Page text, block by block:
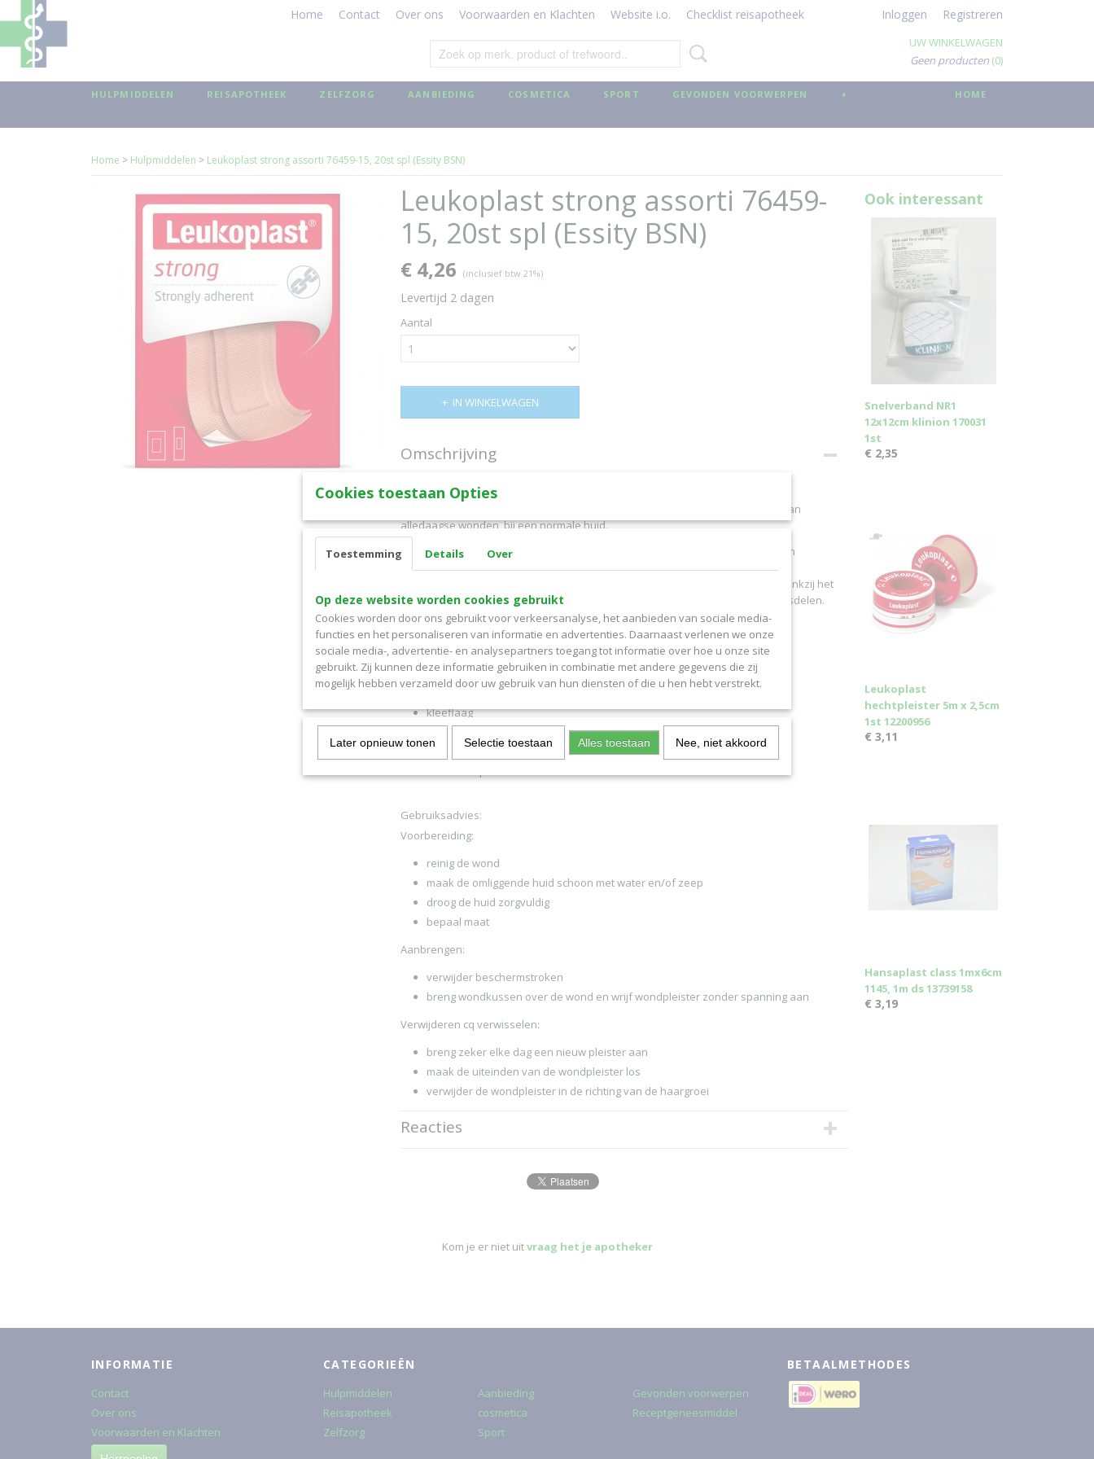
Home Contact Over ons Voorwaarden en Klachten Website i.o. Checklist reisapotheek Inloggen Registreren
UW WINKELWAGEN
Geen producten (0)
HOME
HULPMIDDELEN REISAPOTHEEK ZELFZORG AANBIEDING COSMETICA SPORT GEVONDEN VOORWERPEN +
Home > Hulpmiddelen > Leukoplast strong assorti 76459-15, 20st spl (Essity BSN)
Leukoplast strong assorti 76459-
15, 20st spl (Essity BSN)
€ 4,26 (inclusief btw 21%)
Levertijd 2 dagen
Aantal
IN WINKELWAGEN
Omschrijving
Leukoplast strong, elastisch textiel wondpleister; geschikt voor de verzorging van
alledaagse wonden, bij een normale huid.
De wondpleister is gemaakt van textielweefsel met een sterke kleeflaag en een
absorberend wondkussen met laag risico op verkleving. De pleister is lucht- en
waterdampdoorlaatbaar en sterk klevend, waardoor het op zijn plaats blijft. Dankzij het
elastische textielweefsel is de wondpleister geschikt voor bewegende lichaamsdelen.
Specificatie:
wondpleister
textielweefsel
absorberend wondkussen
kleeflaag
elastisch
Gebruiksadvies:
Voorbereiding:
reinig de wond
maak de omliggende huid schoon met water en/of zeep
droog de huid zorgvuldig
bepaal maat
Aanbrengen:
verwijder beschermstroken
breng wondkussen over de wond en wrijf wondpleister zonder spanning aan
Verwijderen cq verwisselen:
breng zeker elke dag een nieuw pleister aan
maak de uiteinden van de wondpleister los
verwijder de wondpleister in de richting van de haargroei
Reacties
Ook interessant
Snelverband NR1
12x12cm klinion 170031
1st
€ 2,35
Leukoplast
hechtpleister 5m x 2,5cm
1st 12200956
€ 3,11
Hansaplast class 1mx6cm
1145, 1m ds 13739158
€ 3,19
Kom je er niet uitvraag het je apotheker
INFORMATIE
Contact
Over ons
Voorwaarden en Klachten
CATEGORIEËN
Hulpmiddelen
Reisapotheek
Zelfzorg
Aanbieding
cosmetica
Sport
Gevonden voorwerpen
Receptgeneesmiddel
BETAALMETHODES
Cookies toestaan Opties
Toestemming Details Over
Op deze website worden cookies gebruikt
Cookies worden door ons gebruikt voor verkeersanalyse, het aanbieden van sociale media-
functies en het personaliseren van informatie en advertenties. Daarnaast verlenen we onze
sociale media-, advertentie- en analysepartners toegang tot informatie over hoe u onze site
gebruikt. Zij kunnen deze informatie gebruiken in combinatie met andere gegevens die zij
mogelijk hebben verzameld door uw gebruik van hun diensten of die u hen hebt verstrekt.
Later opnieuw tonen Selectie toestaan Alles toestaan Nee, niet akkoord